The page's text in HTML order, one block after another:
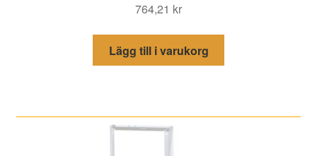
764,21 kr
Lägg till i varukorg